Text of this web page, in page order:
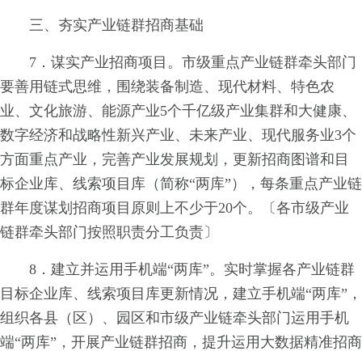
三、夯实产业链群招商基础
7．谋实产业招商项目。市级重点产业链群牵头部门
要善用链式思维，围绕装备制造、现代材料、特色农
业、文化旅游、能源产业5个千亿级产业集群和大健康、
数字经济和战略性新兴产业、未来产业、现代服务业3个
方面重点产业，完善产业发展规划，更新招商图谱和目
标企业库、线索项目库（简称“两库”），每条重点产业链
群年度谋划招商项目原则上不少于20个。〔各市级产业
链群牵头部门按照职责分工负责〕
8．建立并运用手机端“两库”。实时掌握各产业链群
目标企业库、线索项目库更新情况，建立手机端“两库”，
组织各县（区）、园区和市级产业链牵头部门运用手机
端“两库”，开展产业链群招商，提升运用大数据精准招商